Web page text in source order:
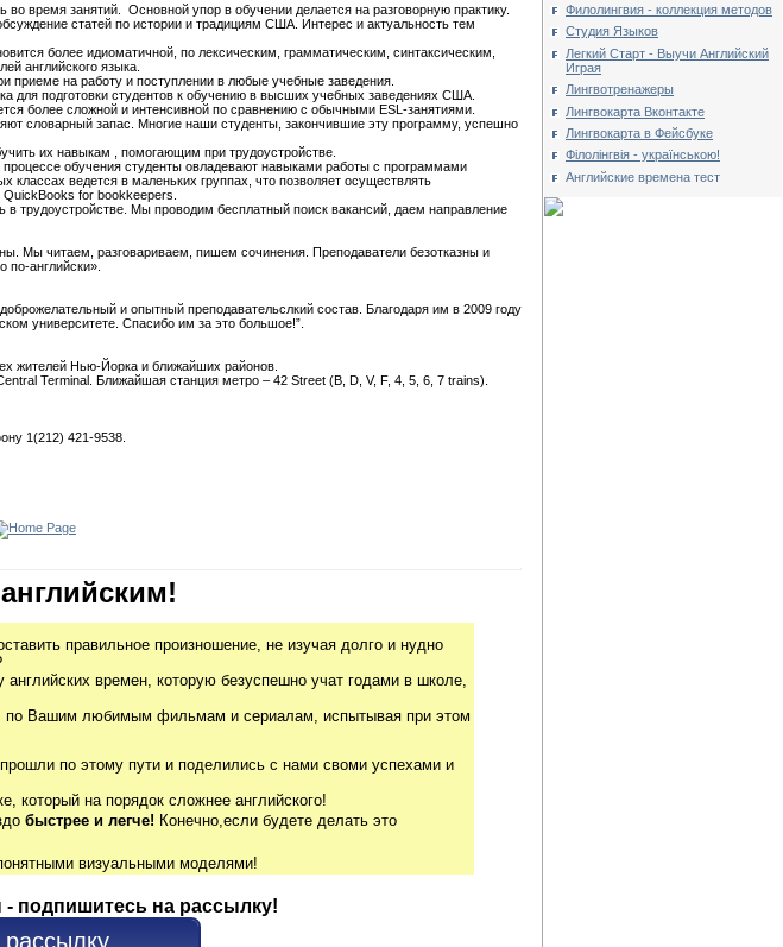
время занятий. Основной упор в обучении делается на разговорную практику.
статей по истории и традициям США. Интерес и актуальность тем
более идиоматичной, по лексическим, грамматическим, синтаксическим,
английского языка.
приеме на работу и поступлении в любые учебные заведения.
для подготовки студентов к обучению в высших учебных заведениях США.
более сложной и интенсивной по сравнению с обычными ESL-занятиями.
словарный запас. Многие наши студенты, закончившие эту программу, успешно
их навыкам , помогающим при трудоустройстве.
обучения студенты овладевают навыками работы с программами
ведется в маленьких группах, что позволяет осуществлять
for bookkeepers.
трудоустройстве. Мы проводим бесплатный поиск вакансий, даем направление
Мы читаем, разговариваем, пишем сочинения. Преподаватели безотказны и
английски».
и опытный преподавательслкий состав. Благодаря им в 2009 году
университете. Спасибо им за это большое!”.
жителей Нью-Йорка и ближайших районов.
Terminal. Ближайшая станция метро – 42 Street (B, D, V, F, 4, 5, 6, 7 trains).
1(212) 421-9538.
правильное произношение, не изучая долго и нудно
времен, которую безуспешно учат годами в школе,
по Вашим любимым фильмам и сериалам, испытывая при этом
по этому пути и поделились с нами своми успехами и
который на порядок сложнее английского!
быстрее и легче! Конечно,если будете делать это
визуальными моделями!
подпишитесь на рассылку!
Филолингвия - коллекция методов
Студия Языков
Легкий Старт - Выучи Английский
Играя
Лингвотренажеры
Лингвокарта Вконтакте
Лингвокарта в Фейсбуке
Філолінгвія - українською!
Английские времена тест